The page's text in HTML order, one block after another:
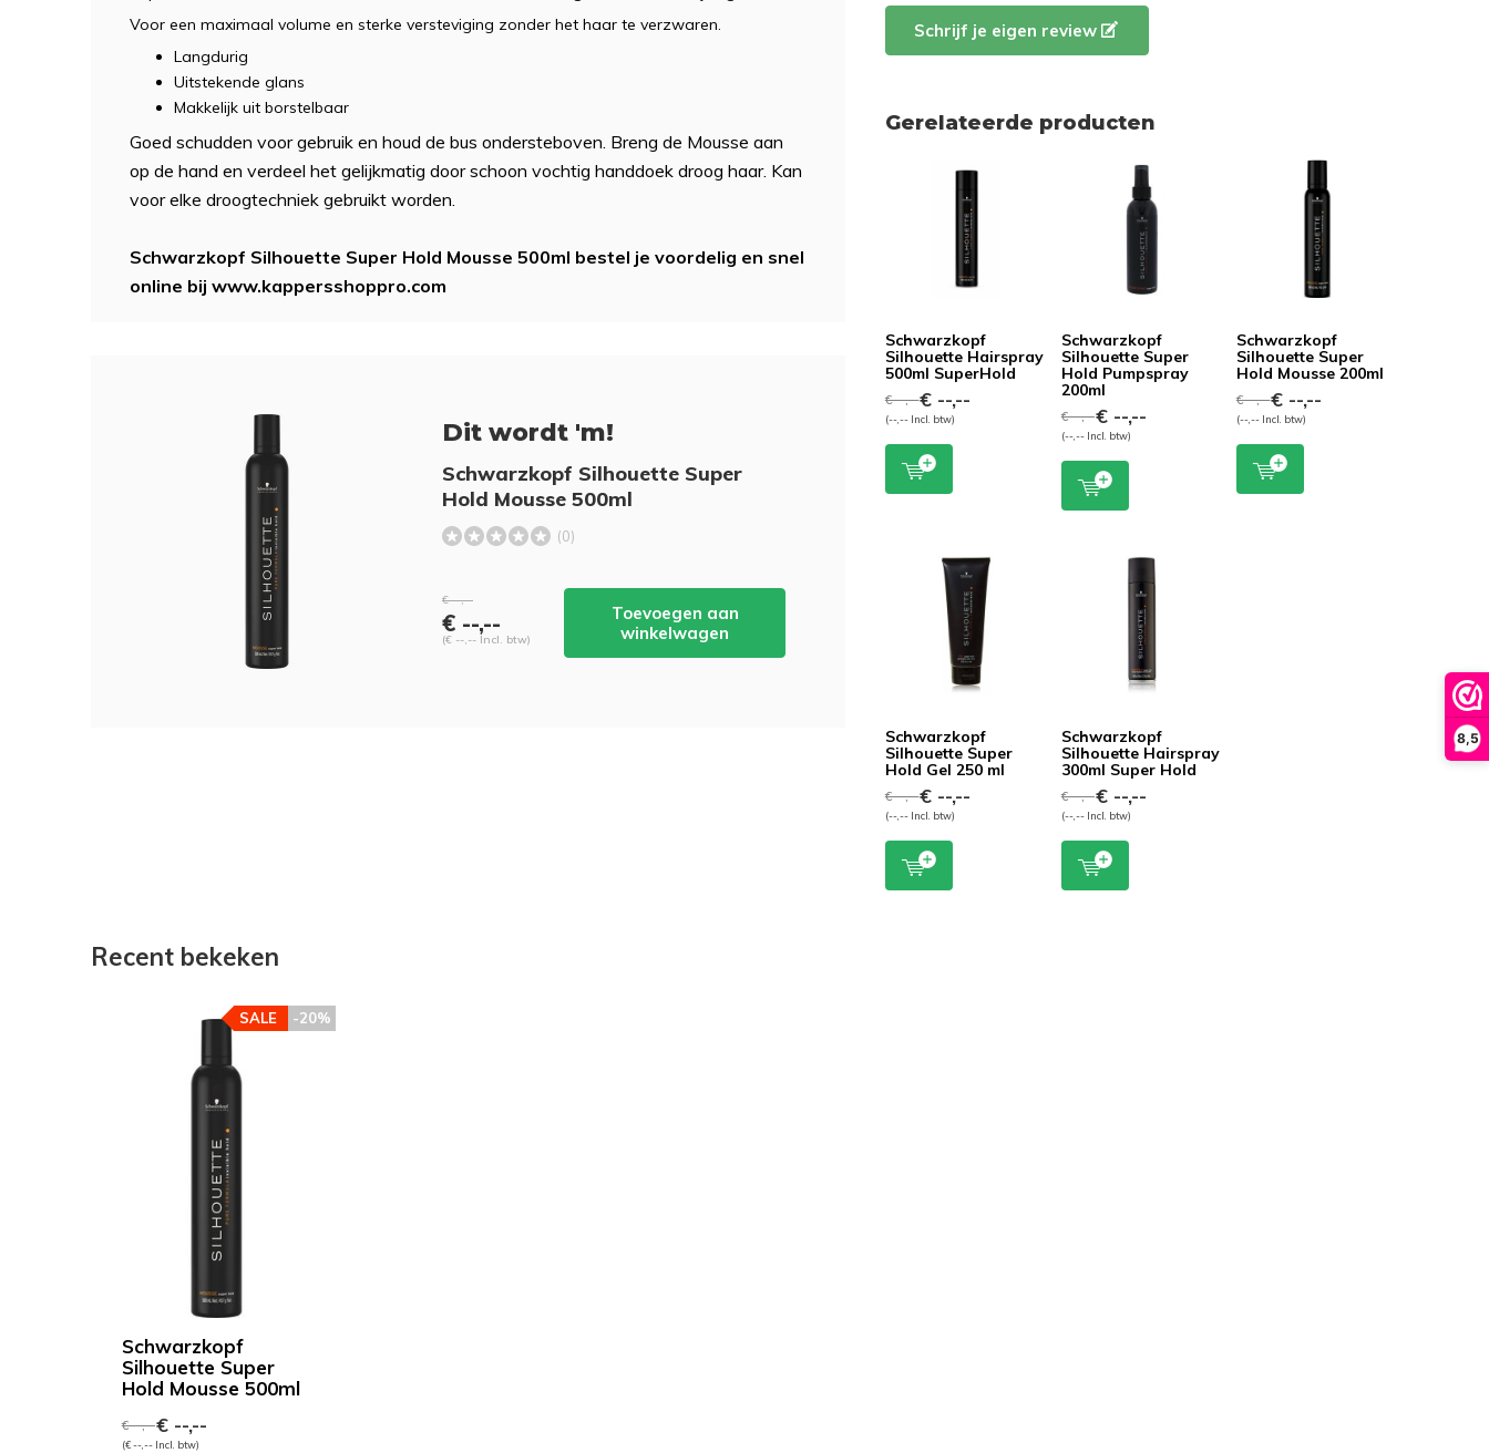
8,5
Voor een maximaal volume en sterke versteviging zonder het haar te verzwaren.
Langdurig
Uitstekende glans
Makkelijk uit borstelbaar
Goed schudden voor gebruik en houd de bus ondersteboven. Breng de Mousse aan
op de hand en verdeel het gelijkmatig door schoon vochtig handdoek droog haar. Kan
voor elke droogtechniek gebruikt worden.
Schwarzkopf Silhouette Super Hold Mousse 500ml bestel je voordelig en snel
online bij www.kappersshoppro.com
Dit wordt 'm!
Schwarzkopf Silhouette Super
Hold Mousse 500ml
(0)
€ --,--
€ --,--
(€ --,-- Incl. btw)
Toevoegen aan
winkelwagen
Schrijf je eigen review
Gerelateerde producten
Schwarzkopf
Silhouette Hairspray
500ml SuperHold
€ --,--€ --,--
(--,-- Incl. btw)
Schwarzkopf
Silhouette Super
Hold Pumpspray
200ml
€ --,--€ --,--
(--,-- Incl. btw)
Schwarzkopf
Silhouette Super
Hold Mousse 200ml
€ --,--€ --,--
(--,-- Incl. btw)
Schwarzkopf
Silhouette Super
Hold Gel 250 ml
€ --,--€ --,--
(--,-- Incl. btw)
Schwarzkopf
Silhouette Hairspray
300ml Super Hold
€ --,--€ --,--
(--,-- Incl. btw)
Recent bekeken
Schwarzkopf
Silhouette Super
Hold Mousse 500ml
-20%
SALE
€ --,--€ --,--
(€ --,-- Incl. btw)